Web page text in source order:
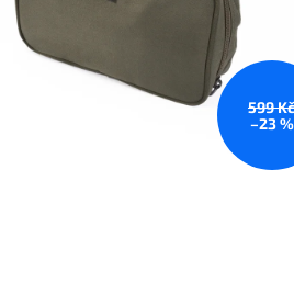
599 Kč
–23 %